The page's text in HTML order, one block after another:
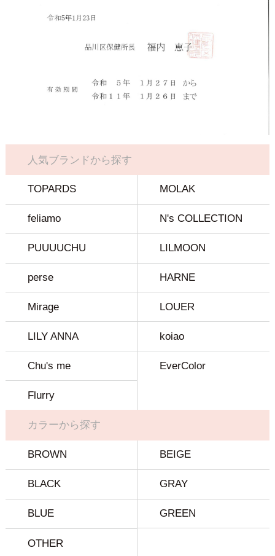
人気ブランドから探す
TOPARDS MOLAK
feliamo N's COLLECTION
PUUUUCHU LILMOON
perse HARNE
Mirage LOUER
LILY ANNA koiao
Chu's me EverColor
Flurry
カラーから探す
BROWN BEIGE
BLACK GRAY
BLUE GREEN
OTHER